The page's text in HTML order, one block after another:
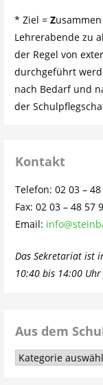
* Ziel = Zusammen
Lehrerabende zu
der Regel von
durchgeführt
nach Bedarf und
der
Kontakt
Telefon: 02 03 –
Fax: 02 03 – 48 57
Email:
Das Sekretariat ist
10:40 bis 14:00
Aus dem
Aus